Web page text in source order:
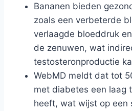
Bananen bieden
zoals een verbeterde
verlaagde bloeddruk
de zenuwen, wat
testosteronproductie
WebMD meldt dat tot
met diabetes een laag
heeft, wat wijst op een